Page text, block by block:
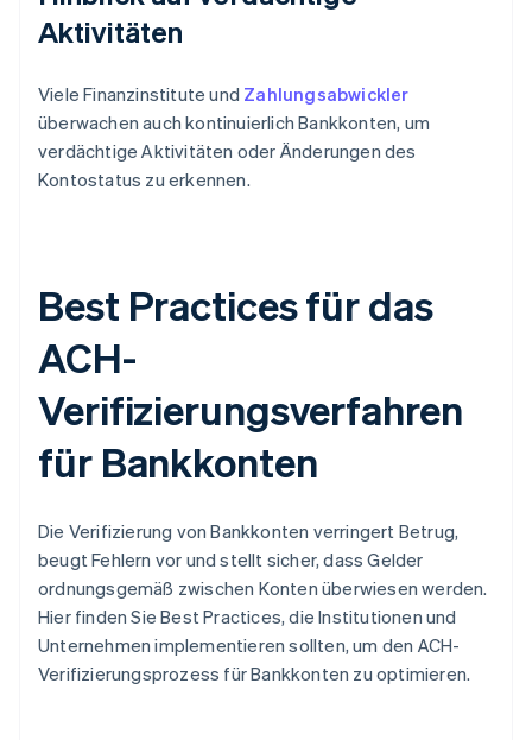
Aktivitäten
Viele Finanzinstitute und Zahlungsabwickler
überwachen auch kontinuierlich Bankkonten, um
verdächtige Aktivitäten oder Änderungen des
Kontostatus zu erkennen.
Best Practices für das
ACH-
Verifizierungsverfahren
für Bankkonten
Die Verifizierung von Bankkonten verringert Betrug,
beugt Fehlern vor und stellt sicher, dass Gelder
ordnungsgemäß zwischen Konten überwiesen werden.
Hier finden Sie Best Practices, die Institutionen und
Unternehmen implementieren sollten, um den ACH-
Verifizierungsprozess für Bankkonten zu optimieren.